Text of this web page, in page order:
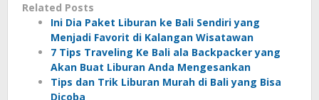
Related Posts
Ini Dia Paket Liburan ke Bali Sendiri yang
Menjadi Favorit di Kalangan Wisatawan
7 Tips Traveling Ke Bali ala Backpacker yang
Akan Buat Liburan Anda Mengesankan
Tips dan Trik Liburan Murah di Bali yang Bisa
Dicoba